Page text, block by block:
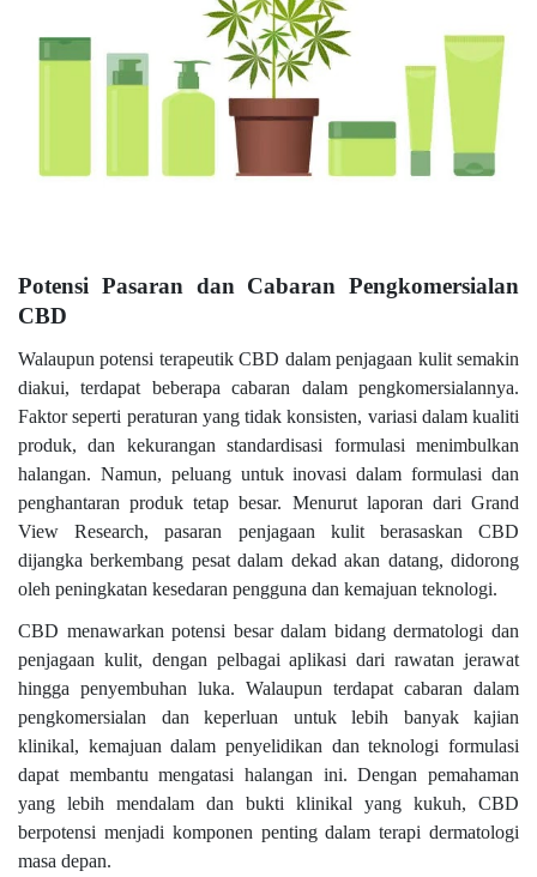
Potensi Pasaran dan Cabaran Pengkomersialan
CBD
Walaupun potensi terapeutik CBD dalam penjagaan kulit semakin
diakui, terdapat beberapa cabaran dalam pengkomersialannya.
Faktor seperti peraturan yang tidak konsisten, variasi dalam kualiti
produk, dan kekurangan standardisasi formulasi menimbulkan
halangan. Namun, peluang untuk inovasi dalam formulasi dan
penghantaran produk tetap besar. Menurut laporan dari Grand
View Research, pasaran penjagaan kulit berasaskan CBD
dijangka berkembang pesat dalam dekad akan datang, didorong
oleh peningkatan kesedaran pengguna dan kemajuan teknologi.
CBD menawarkan potensi besar dalam bidang dermatologi dan
penjagaan kulit, dengan pelbagai aplikasi dari rawatan jerawat
hingga penyembuhan luka. Walaupun terdapat cabaran dalam
pengkomersialan dan keperluan untuk lebih banyak kajian
klinikal, kemajuan dalam penyelidikan dan teknologi formulasi
dapat membantu mengatasi halangan ini. Dengan pemahaman
yang lebih mendalam dan bukti klinikal yang kukuh, CBD
berpotensi menjadi komponen penting dalam terapi dermatologi
masa depan.